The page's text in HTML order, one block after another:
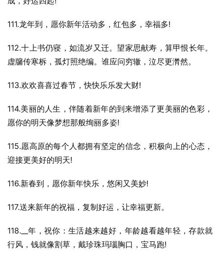
111.龙年到，愿你新年活动多，红包多，幸福多!
112.十上书仍寝，如流岁又迁。望家思献寿，算甲恨长年。
虚牖传寒柝，孤灯照绝编。谁应问穷辙，泣尽更潸然。
113.欢欢喜喜过春节，快快乐乐发大财!
114.美丽的人生，伴随着新年的到来增添了更美丽的色彩，
愿你的明天像梦想那般绚丽多姿!
115.愿高原的每个人都拥有坚定的信念，积极向上的心态，
迎接更美好的明天!
116.新春到，愿你新年快乐，悠闲又美妙!
117.送来新年的祝福，复制好运，让幸福更新。
118.__年，祝你：生活越来越好，年龄越看越年轻，存款就
行风，钱就像割草，戴珍珠玛瑙胸口，宝马跑!